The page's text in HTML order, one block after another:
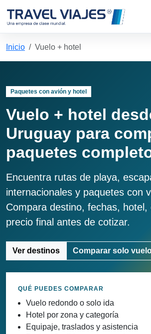
Inicio Vuelo + hotel
Paquetes con avión y hotel
Vuelo + hotel
Uruguay para
paquetes
Encuentra rutas de playa,
internacionales y paquetes con
Compara destino, fechas, hotel,
precio final antes de cotizar.
Ver destinos Comparar solo
QUÉ PUEDES COMPARAR
Vuelo redondo o solo ida
Hotel por zona y categoría
Equipaje, traslados y asistencia